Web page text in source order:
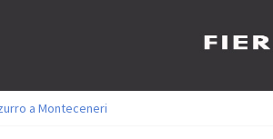
a Monteceneri